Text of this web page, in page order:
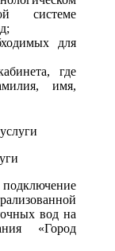
системе
для
где
имя,
вод на
«Город